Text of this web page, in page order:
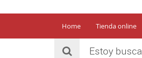
Home Tienda online
Estoy